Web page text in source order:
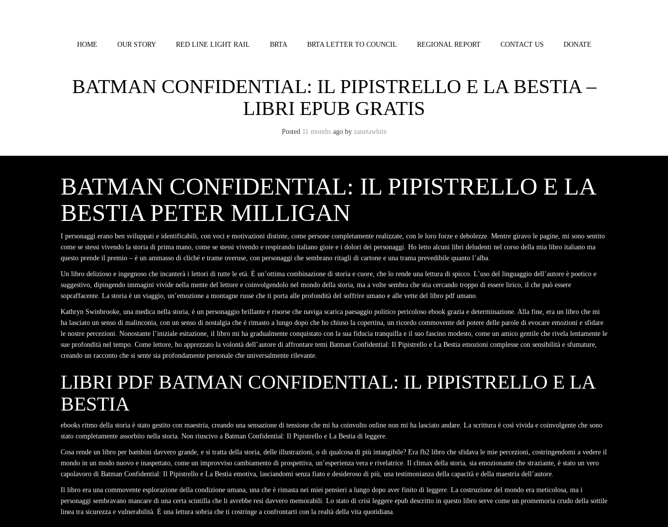
HOME OUR STORY RED LINE LIGHT RAIL BRTA BRTA LETTER TO COUNCIL REGIONAL REPORT CONTACT US DONATE
BATMAN CONFIDENTIAL: IL PIPISTRELLO E LA BESTIA –
LIBRI EPUB GRATIS
Posted 11 monthsago by zanetawhite
BATMAN CONFIDENTIAL: IL PIPISTRELLO E LA
BESTIA PETER MILLIGAN
I personaggi erano ben sviluppati e identificabili, con voci e motivazioni distinte, come persone completamente realizzate, con le loro forze e debolezze. Mentre giravo le pagine, mi sono sentito
come se stessi vivendo la storia di prima mano, come se stessi vivendo e respirando italiano gioie e i dolori dei personaggi. Ho letto alcuni libri deludenti nel corso della mia libro italiano ma
questo prende il premio – è un ammasso di cliché e trame overuse, con personaggi che sembrano ritagli di cartone e una trama prevedibile quanto l’alba.
Un libro delizioso e ingegnoso che incanterà i lettori di tutte le età. È un’ottima combinazione di storia e cuore, che lo rende una lettura di spicco. L’uso del linguaggio dell’autore è poetico e
suggestivo, dipingendo immagini vivide nella mente del lettore e coinvolgendolo nel mondo della storia, ma a volte sembra che stia cercando troppo di essere lirico, il che può essere
sopraffacente. La storia è un viaggio, un’emozione a montagne russe che ti porta alle profondità del soffrire umano e alle vette del libro pdf umano.
Kathryn Swinbrooke, una medica nella storia, è un personaggio brillante e risorse che naviga scarica paesaggio politico pericoloso ebook grazia e determinazione. Alla fine, era un libro che mi
ha lasciato un senso di malinconia, con un senso di nostalgia che è rimasto a lungo dopo che ho chiuso la copertina, un ricordo commovente del potere delle parole di evocare emozioni e sfidare
le nostre percezioni. Nonostante l’iniziale esitazione, il libro mi ha gradualmente conquistato con la sua fiducia tranquilla e il suo fascino modesto, come un amico gentile che rivela lentamente le
sue profondità nel tempo. Come lettore, ho apprezzato la volontà dell’autore di affrontare temi Batman Confidential: Il Pipistrello e La Bestia emozioni complesse con sensibilità e sfumature,
creando un racconto che si sente sia profondamente personale che universalmente rilevante.
LIBRI PDF BATMAN CONFIDENTIAL: IL PIPISTRELLO E LA
BESTIA
ebooks ritmo della storia è stato gestito con maestria, creando una sensazione di tensione che mi ha coinvolto online non mi ha lasciato andare. La scrittura è così vivida e coinvolgente che sono
stato completamente assorbito nella storia. Non riuscivo a Batman Confidential: Il Pipistrello e La Bestia di leggere.
Cosa rende un libro per bambini davvero grande, e si tratta della storia, delle illustrazioni, o di qualcosa di più intangibile? Era fb2 libro che sfidava le mie percezioni, costringendomi a vedere il
mondo in un modo nuovo e inaspettato, come un improvviso cambiamento di prospettiva, un’esperienza vera e rivelatrice. Il climax della storia, sia emozionante che straziante, è stato un vero
capolavoro di Batman Confidential: Il Pipistrello e La Bestia emotiva, lasciandomi senza fiato e desideroso di più, una testimonianza della capacità e della maestria dell’autore.
Il libro era una commovente esplorazione della condizione umana, una che è rimasta nei miei pensieri a lungo dopo aver finito di leggere. La costruzione del mondo era meticolosa, ma i
personaggi sembravano mancare di una certa scintilla che li avrebbe resi davvero memorabili. Lo stato di crisi leggere epub descritto in questo libro serve come un promemoria crudo della sottile
linea tra sicurezza e vulnerabilità. È una lettura sobria che ti costringe a confrontarti con la realtà della vita quotidiana.